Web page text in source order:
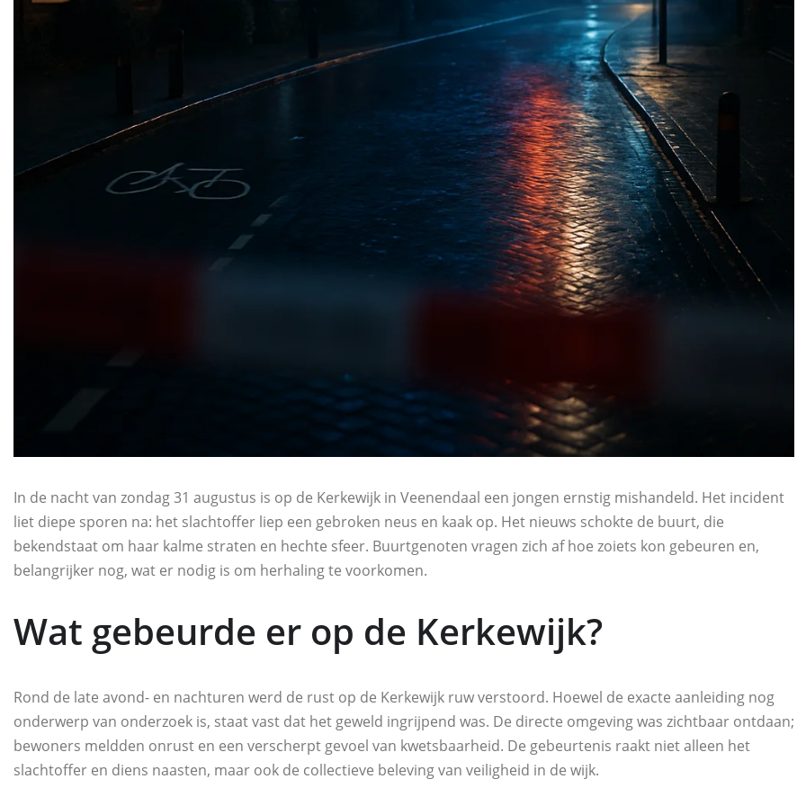
In de nacht van zondag 31 augustus is op de Kerkewijk in Veenendaal een jongen ernstig mishandeld. Het incident
liet diepe sporen na: het slachtoffer liep een gebroken neus en kaak op. Het nieuws schokte de buurt, die
bekendstaat om haar kalme straten en hechte sfeer. Buurtgenoten vragen zich af hoe zoiets kon gebeuren en,
belangrijker nog, wat er nodig is om herhaling te voorkomen.
Wat gebeurde er op de Kerkewijk?
Rond de late avond- en nachturen werd de rust op de Kerkewijk ruw verstoord. Hoewel de exacte aanleiding nog
onderwerp van onderzoek is, staat vast dat het geweld ingrijpend was. De directe omgeving was zichtbaar ontdaan;
bewoners meldden onrust en een verscherpt gevoel van kwetsbaarheid. De gebeurtenis raakt niet alleen het
slachtoffer en diens naasten, maar ook de collectieve beleving van veiligheid in de wijk.